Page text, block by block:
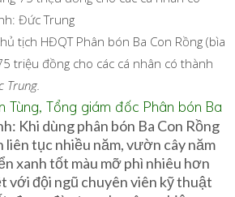
tịch HĐQT Phân bón Ba Con Rồng (bìa
triệu đồng cho các cá nhân có thành
Trung.
Tổng giám đốc Phân bón Ba
Khi dùng phân bón Ba Con Rồng
tục nhiều năm, vườn cây năm
xanh tốt màu mỡ phì nhiêu hơn
với đội ngũ chuyên viên kỹ thuật